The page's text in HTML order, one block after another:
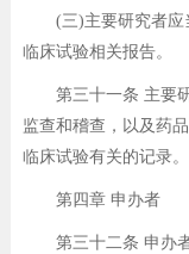
(三)主要研究者应
临床试验相关报告。
第三十一条 主要研
监查和稽查，以及药
临床试验有关的记录。
第四章 申办者
第三十二条 申办者